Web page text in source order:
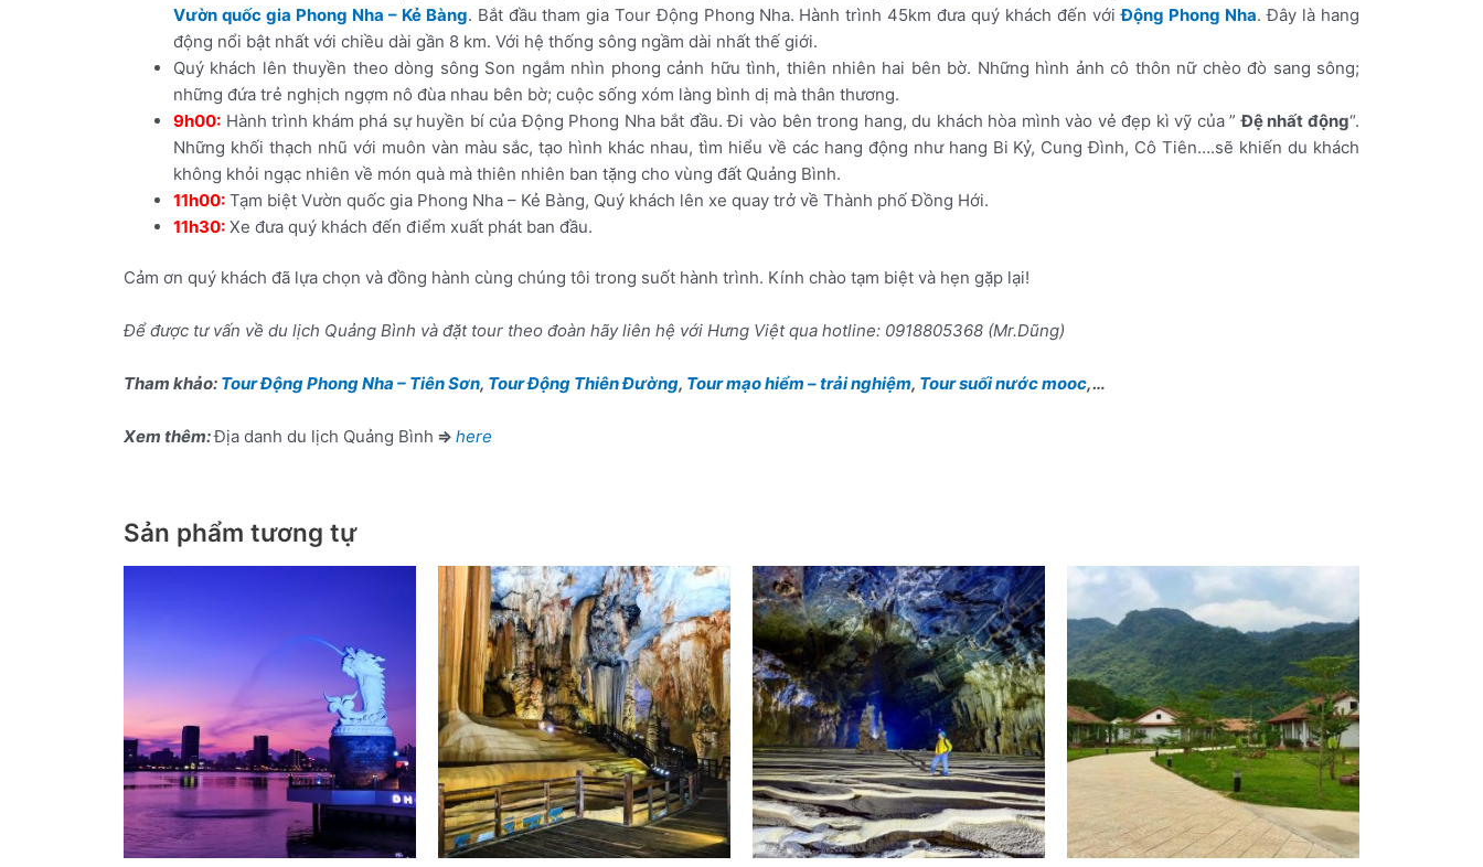
Vườn quốc gia Phong Nha – Kẻ Bàng. Bắt đầu tham gia Tour Động Phong Nha. Hành trình 45km đưa quý khách đến vớiĐộng Phong Nha. Đây là hang
động nổi bật nhất với chiều dài gần 8 km. Với hệ thống sông ngầm dài nhất thế giới.
Quý khách lên thuyền theo dòng sông Son ngắm nhìn phong cảnh hữu tình, thiên nhiên hai bên bờ. Những hình ảnh cô thôn nữ chèo đò sang sông;
những đứa trẻ nghịch ngợm nô đùa nhau bên bờ; cuộc sống xóm làng bình dị mà thân thương.
9h00: Hành trình khám phá sự huyền bí của Động Phong Nha bắt đầu. Đi vào bên trong hang, du khách hòa mình vào vẻ đẹp kì vỹ của ”Đệ nhất động“.
Những khối thạch nhũ với muôn vàn màu sắc, tạo hình khác nhau, tìm hiểu về các hang động như hang Bi Kỷ, Cung Đình, Cô Tiên….sẽ khiến du khách
không khỏi ngạc nhiên về món quà mà thiên nhiên ban tặng cho vùng đất Quảng Bình.
11h00: Tạm biệt Vườn quốc gia Phong Nha – Kẻ Bàng, Quý khách lên xe quay trở về Thành phố Đồng Hới.
11h30: Xe đưa quý khách đến điểm xuất phát ban đầu.
Cảm ơn quý khách đã lựa chọn và đồng hành cùng chúng tôi trong suốt hành trình. Kính chào tạm biệt và hẹn gặp lại!
Để được tư vấn về du lịch Quảng Bình và đặt tour theo đoàn hãy liên hệ với Hưng Việt qua hotline: 0918805368 (Mr.Dũng)
Tham khảo: Tour Động Phong Nha – Tiên Sơn, Tour Động Thiên Đường, Tour mạo hiểm – trải nghiệm, Tour suối nước mooc,…
Xem thêm:Địa danh du lịch Quảng Bình ⇒ here
Sản phẩm tương tự